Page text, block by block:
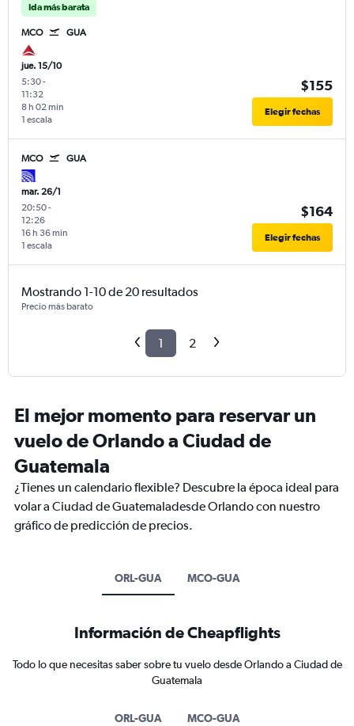
Ida más barata
MCO GUA
jue. 15/10
5:30-
11:32
1 escala
8 h 02 min
$155
Elegir fechas
MCO GUA
mar. 26/1
20:50-
12:26
1 escala
16 h 36 min
$164
Elegir fechas
Mostrando 1-10 de 20 resultados
Precio más barato
1 2
El mejor momento para reservar un
vuelo de Orlando a Ciudad de
Guatemala
¿Tienes un calendario flexible? Descubre la época ideal para
volar a Ciudad de Guatemaladesde Orlando con nuestro
gráfico de predicción de precios.
ORL-GUA MCO-GUA
Información de Cheapflights
Todo lo que necesitas saber sobre tu vuelo desde Orlando a Ciudad de
Guatemala
ORL-GUA MCO-GUA